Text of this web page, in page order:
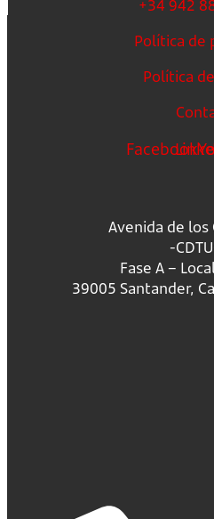
+34 942
Política de
Política
Facebook
Avenida de los
-
Fase A –
39005 Santander,